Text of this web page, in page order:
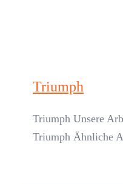
Triumph
Triumph Unsere
Triumph Ähnliche